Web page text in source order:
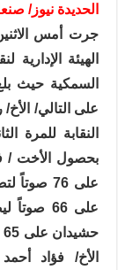
الحديدة نيوز/
جرت أمس
الهيئة
على التالي/
النقابة للمرة
بحصول الأخت /
على 76
على 66